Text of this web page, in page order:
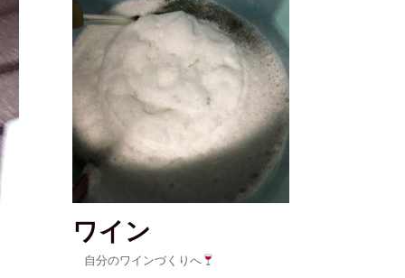
ワイン
自分のワインづくりへ